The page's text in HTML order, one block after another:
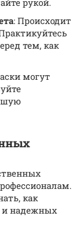
: Происходит
тем, как
могут
как
и надежных